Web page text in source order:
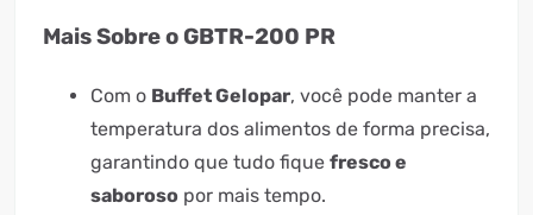
Mais Sobre o GBTR-200 PR
Com o Buffet Gelopar, você pode manter a
temperatura dos alimentos de forma precisa,
garantindo que tudo fique fresco e
saboroso por mais tempo.